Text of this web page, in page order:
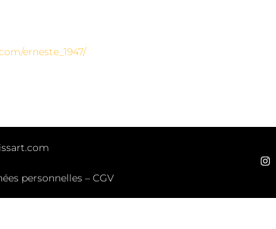
erneste_1947/
personnelles –CGV